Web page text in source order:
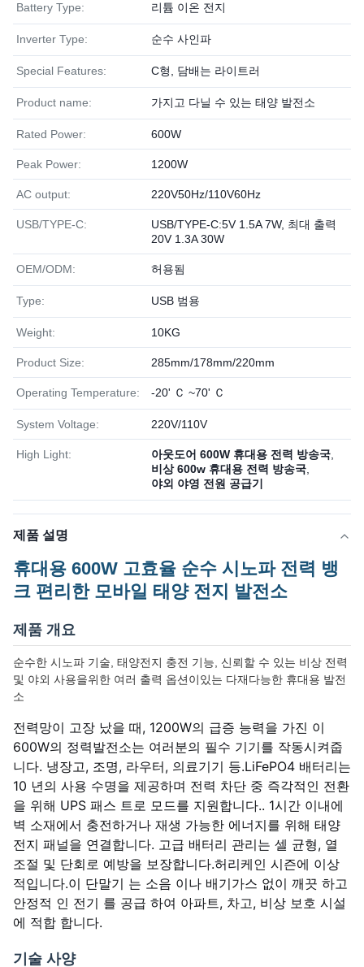
Battery Type: 리튬 이온 전지
Inverter Type: 순수 사인파
Special Features: C형, 담배는 라이트러
Product name: 가지고 다닐 수 있는 태양 발전소
Rated Power: 600W
Peak Power: 1200W
AC output: 220V50Hz/110V60Hz
USB/TYPE-C:
USB/TYPE-C:5V 1.5A 7W, 최대 출력
20V 1.3A 30W
OEM/ODM: 허용됨
Type: USB 범용
Weight: 10KG
Product Size: 285mm/178mm/220mm
Operating Temperature: -20' Ｃ ~70' Ｃ
System Voltage: 220V/110V
High Light: 아웃도어 600W 휴대용 전력 방송국
비상 600w 휴대용 전력 방송국
야외 야영 전원 공급기
제품 설명
휴대용 600W 고효율 순수 시노파 전력 뱅
크 편리한 모바일 태양 전지 발전소
제품 개요
순수한 시노파 기술, 태양전지 충전 기능, 신뢰할 수 있는 비상 전력
및 야외 사용을위한 여러 출력 옵션이있는 다재다능한 휴대용 발전
소
전력망이 고장 났을 때, 1200W의 급증 능력을 가진 이
600W의 정력발전소는 여러분의 필수 기기를 작동시켜줍
니다. 냉장고, 조명, 라우터, 의료기기 등.LiFePO4 배터리는
10 년의 사용 수명을 제공하며 전력 차단 중 즉각적인 전환
을 위해 UPS 패스 트로 모드를 지원합니다.. 1시간 이내에
벽 소재에서 충전하거나 재생 가능한 에너지를 위해 태양
전지 패널을 연결합니다. 고급 배터리 관리는 셀 균형, 열
조절 및 단회로 예방을 보장합니다.허리케인 시즌에 이상
적입니다.이 단말기 는 소음 이나 배기가스 없이 깨끗 하고
안정적 인 전기 를 공급 하여 아파트, 차고, 비상 보호 시설
에 적합 합니다.
기술 사양